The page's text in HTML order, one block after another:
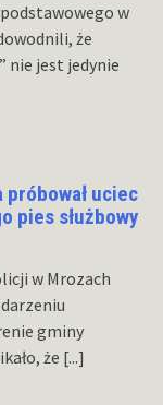
w
że
nie jest jedynie
uciec
pies służbowy
w Mrozach
gminy
że [...]